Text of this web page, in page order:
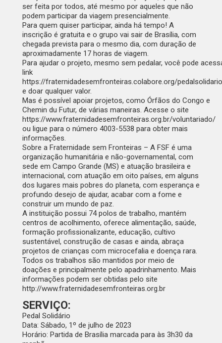
ser feita por todos, até mesmo por aqueles que não
podem participar da viagem presencialmente.
Para quem quiser participar, ainda há tempo! A
inscrição é gratuita e o grupo vai sair de Brasília, com
chegada prevista para o mesmo dia, com duração de
aproximadamente 17 horas de viagem.
Para ajudar o projeto, mesmo sem pedalar, você pode
link
https://fraternidadesemfronteiras.colabore.org/
e doar qualquer valor.
Mas é possível apoiar projetos, como Órfãos do Congo e
Chemin du Futur, de várias maneiras. Acesse o site
https://www.fraternidadesemfronteiras.org.br/voluntariado/
ou ligue para o número 4003-5538 para obter mais
informações.
Sobre a Fraternidade sem Fronteiras – A FSF é uma
organização humanitária e não-governamental, com
sede em Campo Grande (MS) e atuação brasileira e
internacional, com atuação em oito países, em alguns
dos lugares mais pobres do planeta, com esperança e
profundo desejo de ajudar, acabar com a fome e
construir um mundo de paz.
A instituição possui 74 polos de trabalho, mantém
centros de acolhimento, oferece alimentação, saúde,
formação profissionalizante, educação, cultivo
sustentável, construção de casas e ainda, abraça
projetos de crianças com microcefalia e doença rara.
Todos os trabalhos são mantidos por meio de
doações e principalmente pelo apadrinhamento. Mais
informações podem ser obtidas pelo site
http://www.fraternidadesemfronteiras.org.br
SERVIÇO:
Pedal Solidário
Data: Sábado, 1º de julho de 2023
Horário: Partida de Brasília marcada para às 3h30 da